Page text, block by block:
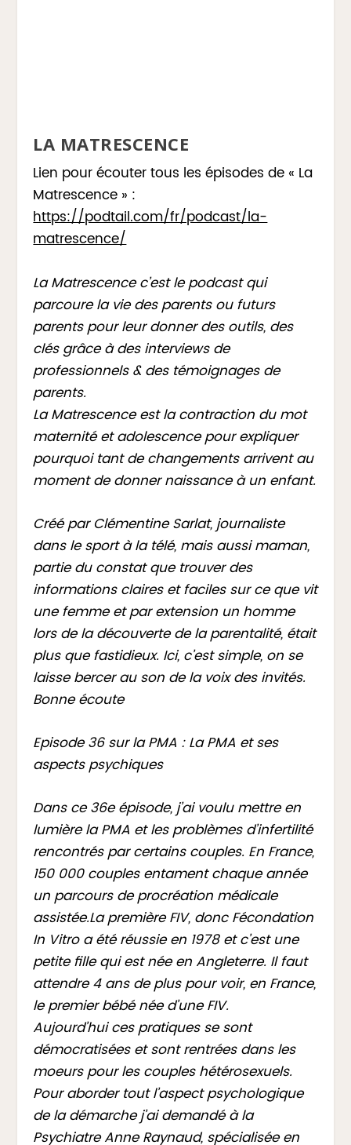
LA MATRESCENCE
Lien pour écouter tous les épisodes de « La
Matrescence » :
https://podtail.com/fr/podcast/la-
matrescence/
La Matrescence c’est le podcast qui
parcoure la vie des parents ou futurs
parents pour leur donner des outils, des
clés grâce à des interviews de
professionnels & des témoignages de
parents.
La Matrescence est la contraction du mot
maternité et adolescence pour expliquer
pourquoi tant de changements arrivent au
moment de donner naissance à un enfant.
Créé par Clémentine Sarlat, journaliste
dans le sport à la télé, mais aussi maman,
partie du constat que trouver des
informations claires et faciles sur ce que vit
une femme et par extension un homme
lors de la découverte de la parentalité, était
plus que fastidieux. Ici, c’est simple, on se
laisse bercer au son de la voix des invités.
Bonne écoute
Episode 36 sur la PMA : La PMA et ses
aspects psychiques
Dans ce 36e épisode, j’ai voulu mettre en
lumière la PMA et les problèmes d’infertilité
rencontrés par certains couples. En France,
150 000 couples entament chaque année
un parcours de procréation médicale
assistée.La première FIV, donc Fécondation
In Vitro a été réussie en 1978 et c’est une
petite fille qui est née en Angleterre. Il faut
attendre 4 ans de plus pour voir, en France,
le premier bébé née d’une FIV.
Aujourd’hui ces pratiques se sont
démocratisées et sont rentrées dans les
moeurs pour les couples hétérosexuels.
Pour aborder tout l’aspect psychologique
de la démarche j’ai demandé à la
Psychiatre Anne Raynaud, spécialisée en